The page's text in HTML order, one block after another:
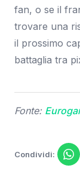
fan, o se il
trovare una
il prossimo
battaglia tra
Fonte:
Condividi: